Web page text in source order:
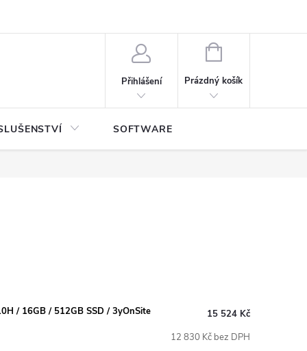
Přihlášení
NÁKUPNÍ
Prázdný košík
SOFTWARE
/ 16GB / 512GB SSD / 3yOnSite
15 524 Kč
12 830 Kč bez DPH